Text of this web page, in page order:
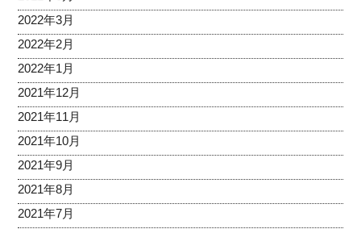
2022年3月
2022年2月
2022年1月
2021年12月
2021年11月
2021年10月
2021年9月
2021年8月
2021年7月